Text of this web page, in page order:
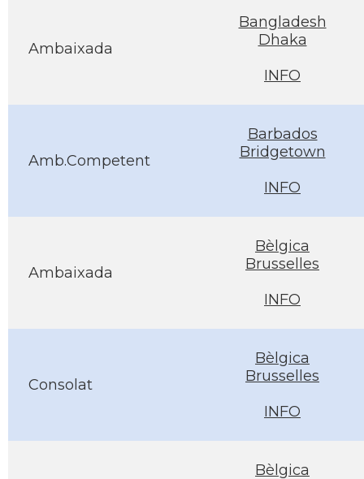
Ambaixada
Bangladesh
Dhaka
INFO
Amb.Competent
Barbados
Bridgetown
INFO
Ambaixada
Bèlgica
Brusselles
INFO
Consolat
Bèlgica
Brusselles
INFO
Bèlgica